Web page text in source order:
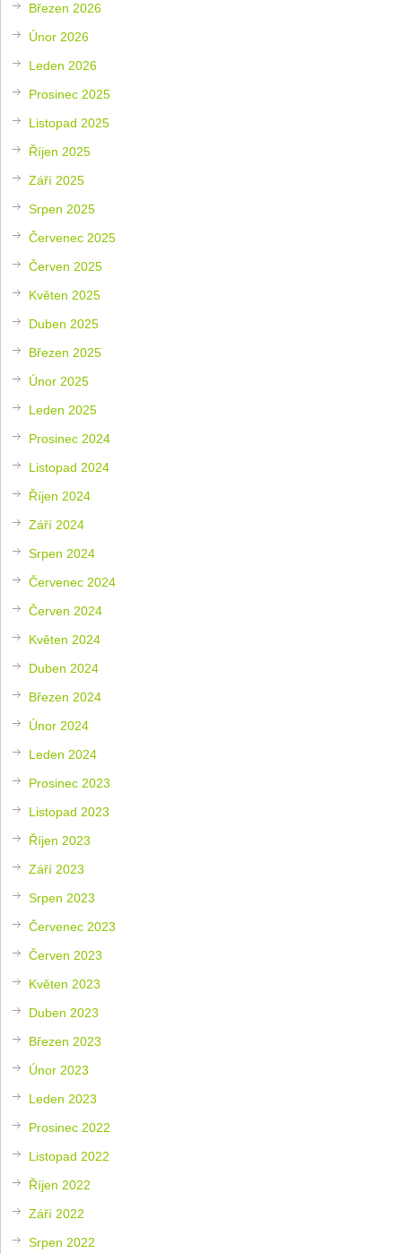
Březen 2026
Únor 2026
Leden 2026
Prosinec 2025
Listopad 2025
Říjen 2025
Září 2025
Srpen 2025
Červenec 2025
Červen 2025
Květen 2025
Duben 2025
Březen 2025
Únor 2025
Leden 2025
Prosinec 2024
Listopad 2024
Říjen 2024
Září 2024
Srpen 2024
Červenec 2024
Červen 2024
Květen 2024
Duben 2024
Březen 2024
Únor 2024
Leden 2024
Prosinec 2023
Listopad 2023
Říjen 2023
Září 2023
Srpen 2023
Červenec 2023
Červen 2023
Květen 2023
Duben 2023
Březen 2023
Únor 2023
Leden 2023
Prosinec 2022
Listopad 2022
Říjen 2022
Září 2022
Srpen 2022